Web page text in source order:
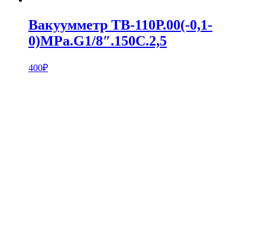
Вакуумметр ТВ-110Р.00(-0,1-
0)MPa.G1/8″.150С.2,5
400₽